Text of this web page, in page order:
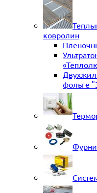
ковролин
фольге